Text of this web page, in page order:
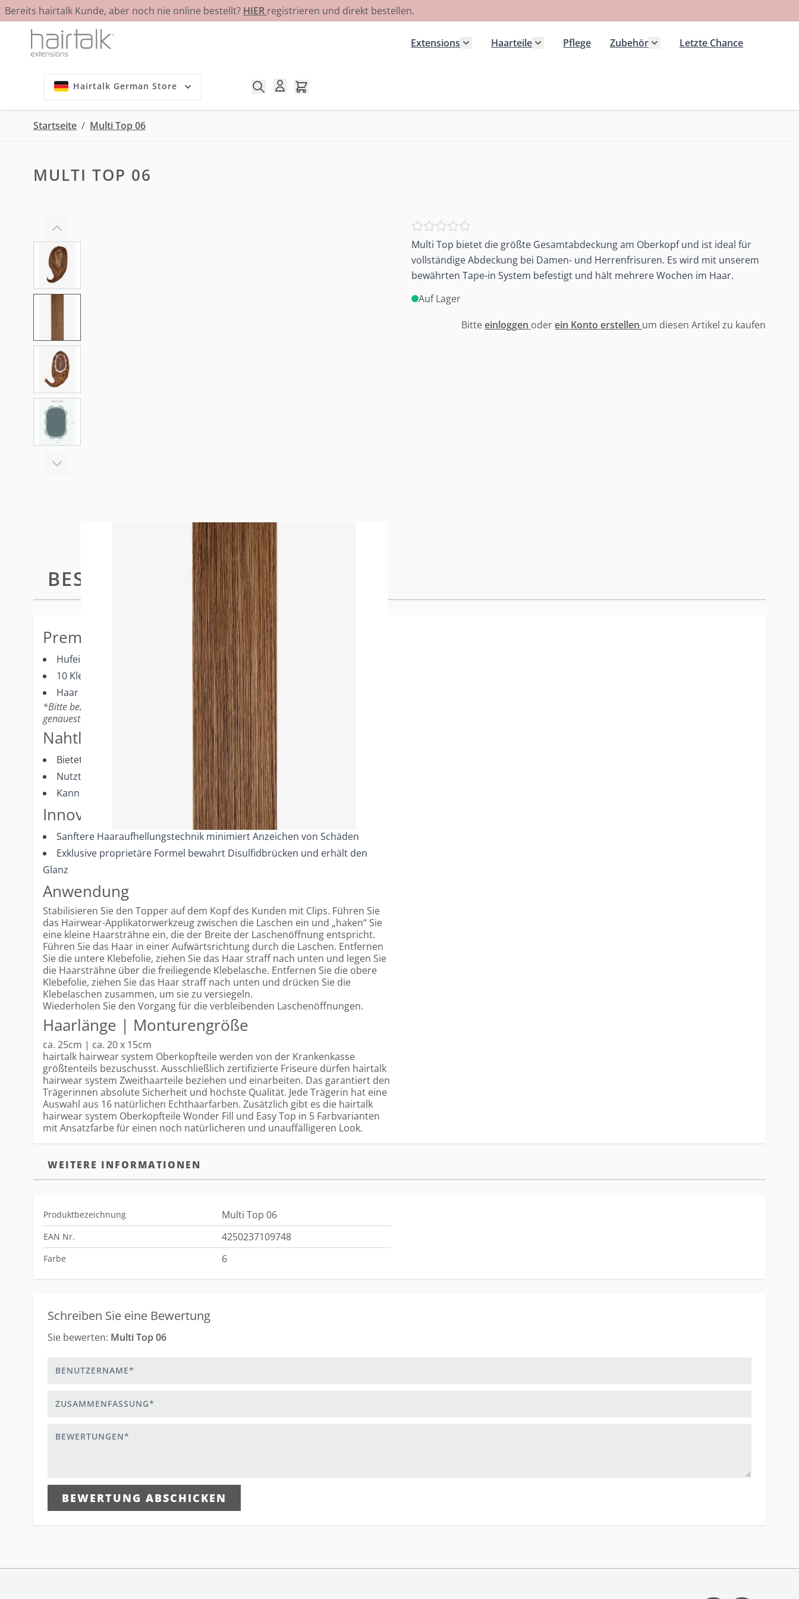
Bereits hairtalk Kunde, aber noch nie online bestellt? HIER registrieren und direkt bestellen.
Zum Inhalt springen
Extensions
Haarteile
Pflege
Zubehör
Letzte Chance
Hairtalk German Store
Startseite / Multi Top 06
MULTI TOP 06
View larger image
View larger image
View larger image
View larger image
Multi Top bietet die größte Gesamtabdeckung am Oberkopf und ist ideal für
vollständige Abdeckung bei Damen- und Herrenfrisuren. Es wird mit unserem
bewährten Tape-in System befestigt und hält mehrere Wochen im Haar.
Auf Lager
Bitteeinloggen oderein Konto erstellen um diesen Artikel zu kaufen
BESCHREIBUNG MULTI TOP 06
Premium-Merkmale
Hufeisenform
10 Klebestreifen um den Abdeckungsbereich platziert
Haar wird durchgezogen und zwischen zwei Klebestreifen befestigt
*Bitte beziehen Sie sich auf Ihren Professional Multi-Method Color Ring für die
genaueste Farbrepräsentation.
Nahtlose Ergebnisse
Bietet die größte Gesamtabdeckung am oberen Teil des Kopfes
Nutzt starken Klebstoff und hochwertige Haarqualität
Kann ohne Entfernung 2-3 Wochen getragen werden
Innovative Technologie
Sanftere Haaraufhellungstechnik minimiert Anzeichen von Schäden
Exklusive proprietäre Formel bewahrt Disulfidbrücken und erhält den
Glanz
Anwendung
Stabilisieren Sie den Topper auf dem Kopf des Kunden mit Clips. Führen Sie
das Hairwear-Applikatorwerkzeug zwischen die Laschen ein und „haken“ Sie
eine kleine Haarsträhne ein, die der Breite der Laschenöffnung entspricht.
Führen Sie das Haar in einer Aufwärtsrichtung durch die Laschen. Entfernen
Sie die untere Klebefolie, ziehen Sie das Haar straff nach unten und legen Sie
die Haarsträhne über die freiliegende Klebelasche. Entfernen Sie die obere
Klebefolie, ziehen Sie das Haar straff nach unten und drücken Sie die
Klebelaschen zusammen, um sie zu versiegeln.
Wiederholen Sie den Vorgang für die verbleibenden Laschenöffnungen.
Haarlänge | Monturengröße
ca. 25cm | ca. 20 x 15cm
hairtalk hairwear system Oberkopfteile werden von der Krankenkasse
größtenteils bezuschusst. Ausschließlich zertifizierte Friseure dürfen hairtalk
hairwear system Zweithaarteile beziehen und einarbeiten. Das garantiert den
Trägerinnen absolute Sicherheit und höchste Qualität. Jede Trägerin hat eine
Auswahl aus 16 natürlichen Echthaarfarben. Zusätzlich gibt es die hairtalk
hairwear system Oberkopfteile Wonder Fill und Easy Top in 5 Farbvarianten
mit Ansatzfarbe für einen noch natürlicheren und unauffälligeren Look.
WEITERE INFORMATIONEN
Produktbezeichnung Multi Top 06
EAN Nr. 4250237109748
Farbe 6
Schreiben Sie eine Bewertung
Sie bewerten:
Multi Top 06
BEWERTUNG ABSCHICKEN